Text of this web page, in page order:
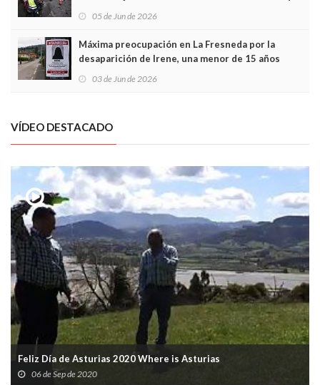
frontal
05 de Jun de 2026
Máxima preocupación en La Fresneda por la
desaparición de Irene, una menor de 15 años
03 de Jun de 2026
VÍDEO DESTACADO
Feliz Día de Asturias 2020 Where is Asturias
06 de Sep de 2020